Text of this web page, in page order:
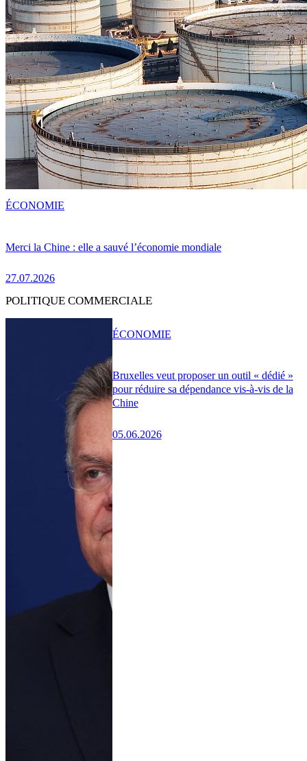
Merci la Chine : elle a sauvé l’économie mondiale
27.07.2026
ÉCONOMIE
POLITIQUE COMMERCIALE
Bruxelles veut proposer un outil « dédié »
pour réduire sa dépendance vis-à-vis de la
Chine
05.06.2026
ÉCONOMIE